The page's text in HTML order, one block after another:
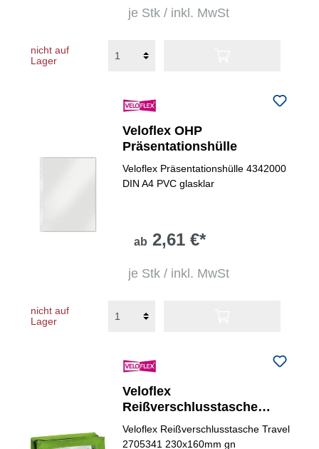
je Stk / inkl. MwSt
nicht auf
Lager
Veloflex OHP
Präsentationshülle
Veloflex Präsentationshülle 4342000
DIN A4 PVC glasklar
ab 2,61 €*
je Stk / inkl. MwSt
nicht auf
Lager
Veloflex
Reißverschlusstasche
VELOBAG® Travel
Veloflex Reißverschlusstasche Travel
2705341 230x160mm gn